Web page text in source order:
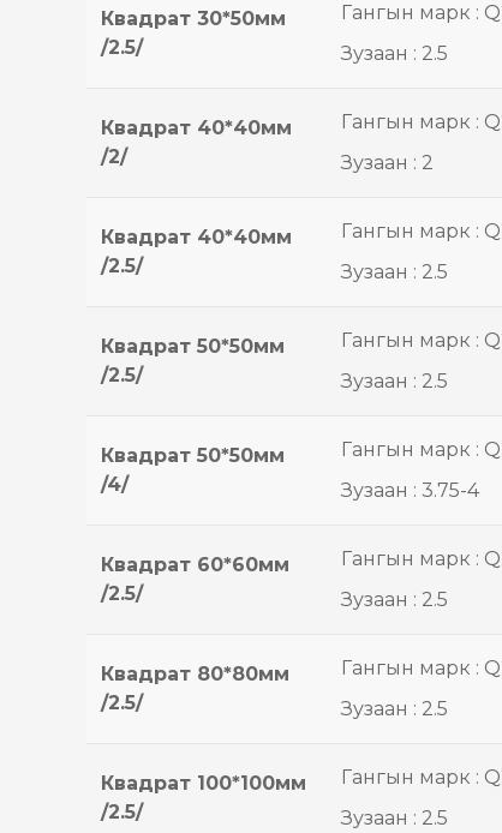
Квадрат 30*50мм
/2.5/
Гангын марк :
Зузаан : 2.5
Квадрат 40*40мм
/2/
Гангын марк :
Зузаан : 2
Квадрат 40*40мм
/2.5/
Гангын марк :
Зузаан : 2.5
Квадрат 50*50мм
/2.5/
Гангын марк :
Зузаан : 2.5
Квадрат 50*50мм
/4/
Гангын марк :
Зузаан : 3.75-4
Квадрат 60*60мм
/2.5/
Гангын марк :
Зузаан : 2.5
Квадрат 80*80мм
/2.5/
Гангын марк :
Зузаан : 2.5
Квадрат 100*100мм
/2.5/
Гангын марк :
Зузаан : 2.5